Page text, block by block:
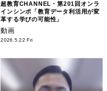
超教育CHANNEL・第201回オンラ
インシンポ「教育データ利活用が変
革する学びの可能性」
動画
2026.5.22 Fri